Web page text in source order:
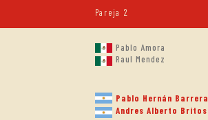
Pareja 2
Pablo Amora
Raul Mendez
Pablo Hernán Barrera
Andres Alberto Britos